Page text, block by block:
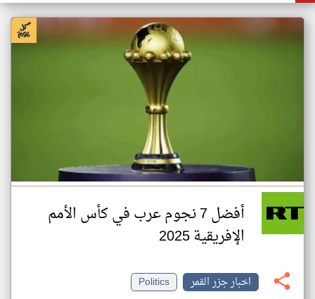
أفضل 7 نجوم عرب في كأس الأمم
الإفريقية 2025
اخبار جزر القمر
Politics